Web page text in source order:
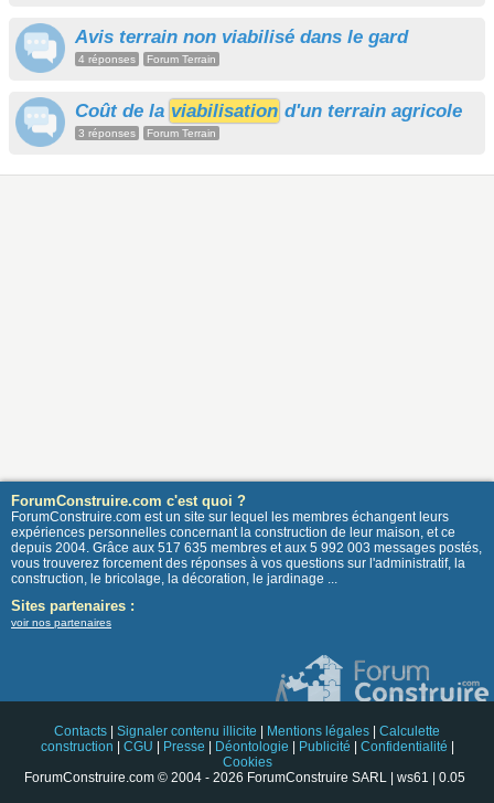
Avis terrain non viabilisé dans le gard
4 réponses Forum Terrain
Coût de la viabilisation d'un terrain agricole
3 réponses Forum Terrain
ForumConstruire.com c'est quoi ?
ForumConstruire.com est un site sur lequel les membres échangent leurs
expériences personnelles concernant la construction de leur maison, et ce
depuis 2004. Grâce aux 517 635 membres et aux 5 992 003 messages postés,
vous trouverez forcement des réponses à vos questions sur l'administratif, la
construction, le bricolage, la décoration, le jardinage ...
Sites partenaires :
voir nos partenaires
Contacts Signaler contenu illicite Mentions légales
Calculette
construction
CGU Presse Déontologie Publicité Confidentialité
Cookies
ForumConstruire.com © 2004 - 2026 ForumConstruire SARL | ws61 | 0.05